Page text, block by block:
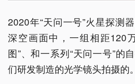
2020年“天问一号”火星探测
深空画面中，一组相距120
图”、和一系列“天问一号”的
们研发制造的光学镜头拍摄的。